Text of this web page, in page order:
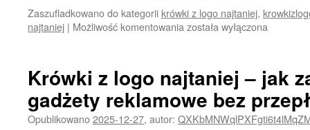
Zaszufladkowano do kategorii krówki z logo najtaniej,
najtaniej | Możliwość komentowania Krówki
–
jak
wybrać
najlepszą
została wyłączona
Krówki z logo najtaniej – jak
gadżety reklamowe bez
Opublikowano2025-12-27, autor: